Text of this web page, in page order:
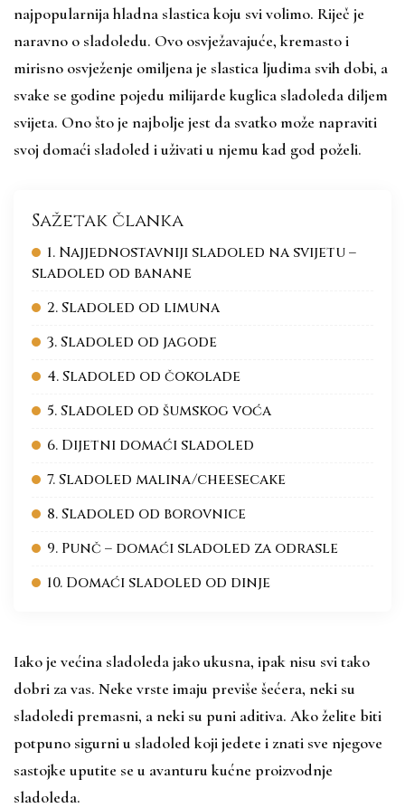
najpopularnija hladna slastica koju svi volimo. Riječ je
naravno o sladoledu. Ovo osvježavajuće, kremasto i
mirisno osvježenje omiljena je slastica ljudima svih dobi, a
svake se godine pojedu milijarde kuglica sladoleda diljem
svijeta. Ono što je najbolje jest da svatko može napraviti
svoj domaći sladoled i uživati u njemu kad god poželi.
Sažetak članka
1. Najjednostavniji sladoled na svijetu –
sladoled od banane
2. Sladoled od limuna
3. Sladoled od jagode
4. Sladoled od čokolade
5. Sladoled od šumskog voća
6. Dijetni domaći sladoled
7. Sladoled malina/cheesecake
8. Sladoled od borovnice
9. Punč – domaći sladoled za odrasle
10. Domaći sladoled od dinje
Iako je većina sladoleda jako ukusna, ipak nisu svi tako
dobri za vas. Neke vrste imaju previše šećera, neki su
sladoledi premasni, a neki su puni aditiva. Ako želite biti
potpuno sigurni u sladoled koji jedete i znati sve njegove
sastojke uputite se u avanturu kućne proizvodnje
sladoleda.